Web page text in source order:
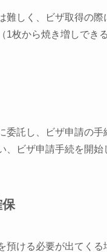
難しく、ビザ取得の
枚から焼き増しできる
委託し、ビザ申請の
ビザ申請手続を開始
預ける必要が出てくる